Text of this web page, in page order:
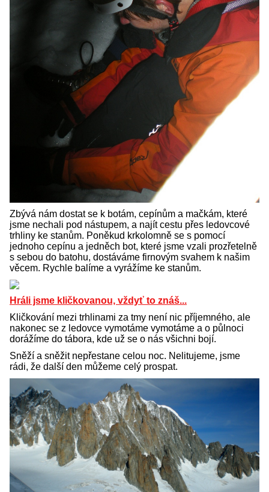
Zbývá nám dostat se k botám, cepínům a mačkám, které
jsme nechali pod nástupem, a najít cestu přes ledovcové
trhliny ke stanům. Poněkud krkolomně se s pomocí
jednoho cepínu a jedněch bot, které jsme vzali prozřetelně
s sebou do batohu, dostáváme firnovým svahem k našim
věcem. Rychle balíme a vyrážíme ke stanům.
Hráli jsme kličkovanou, vždyť to znáš...
Kličkování mezi trhlinami za tmy není nic příjemného, ale
nakonec se z ledovce vymotáme vymotáme a o půlnoci
dorážíme do tábora, kde už se o nás všichni bojí.
Sněží a sněžit nepřestane celou noc. Nelitujeme, jsme
rádi, že další den můžeme celý prospat.